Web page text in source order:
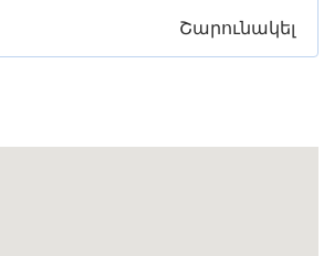
Շարունակել